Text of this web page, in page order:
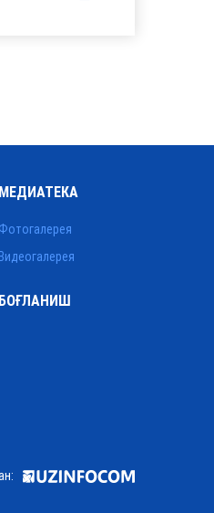
МЕДИАТЕКА
Фотогалерея
Видеогалерея
БОҒЛАНИШ